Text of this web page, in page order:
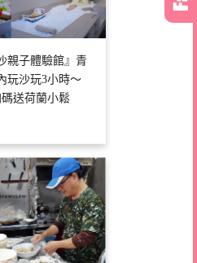
親子體驗館』青
玩沙玩3小時～
送荷蘭小鬆